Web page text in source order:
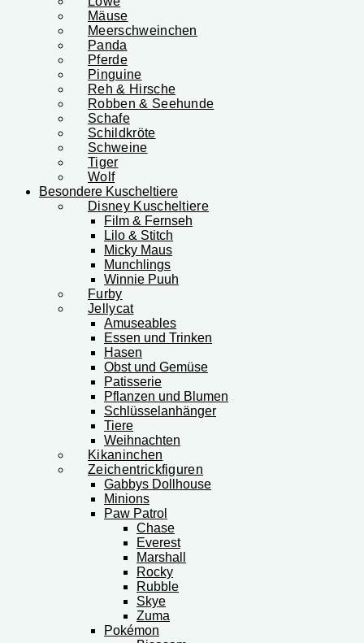
Mäuse
Meerschweinchen
Panda
Pferde
Pinguine
Reh & Hirsche
Robben & Seehunde
Schafe
Schildkröte
Schweine
Tiger
Wolf
Besondere Kuscheltiere
Disney Kuscheltiere
Film & Fernseh
Lilo & Stitch
Micky Maus
Munchlings
Winnie Puuh
Furby
Jellycat
Amuseables
Essen und Trinken
Hasen
Obst und Gemüse
Patisserie
Pflanzen und Blumen
Schlüsselanhänger
Tiere
Weihnachten
Kikaninchen
Zeichentrickfiguren
Gabbys Dollhouse
Minions
Paw Patrol
Chase
Everest
Marshall
Rocky
Rubble
Skye
Zuma
Pokémon